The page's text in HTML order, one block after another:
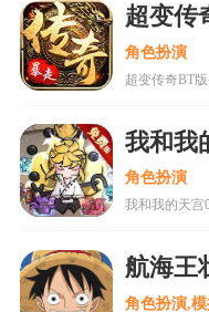
角色扮演
角色扮演